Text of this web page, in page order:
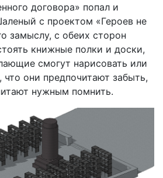
договора» попал и
с проектом «Героев не
замыслу, с обеих сторон
книжные полки и доски,
смогут нарисовать или
что они предпочитают забыть,
нужным помнить.